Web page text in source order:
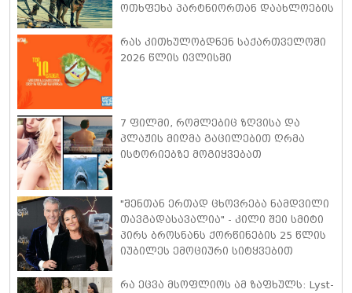
ოთხფეხა პარტნიორთან დაახლოების
ისაუბრა
რას კითხულობდნენ საქართველოში
2026 წლის ივლისში
7 ფილმი, რომლებიც ზღვისა და
პლაჟის მიღმა გაცილებით ღრმა
ისტორიებზე მოგიყვებათ
"შენთან ერთად ცხოვრება ნამდვილი
თავგადასავალია" - კილი შეი სმიტი
პირს ბროსნანს ქორწინების 25 წლის
იუბილეს ემოციური სიტყვებით
რა ეცვა მსოფლიოს ამ ზაფხულს: Lyst-